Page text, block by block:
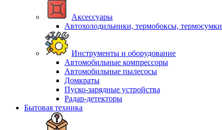
Аксессуары
Автохолодильники, термобоксы, термосумки
Инструменты и оборудование
Автомобильные компрессоры
Автомобильные пылесосы
Домкраты
Пуско-зарядные устройства
Радар-детекторы
Бытовая техника